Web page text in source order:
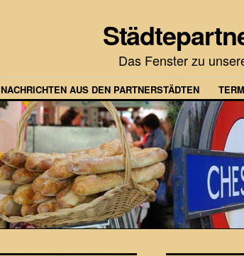
Das Fenster zu
NACHRICHTEN AUS DEN PARTNERSTÄDTEN